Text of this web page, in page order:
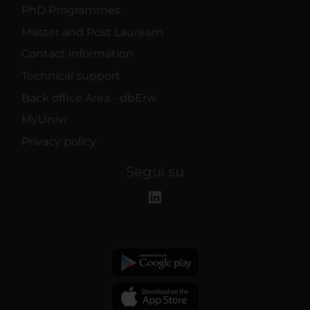
PhD Programmes
Master and Post Lauream
Contact information
Technical support
Back office Area - dbErw
MyUnivr
Privacy policy
Segui su